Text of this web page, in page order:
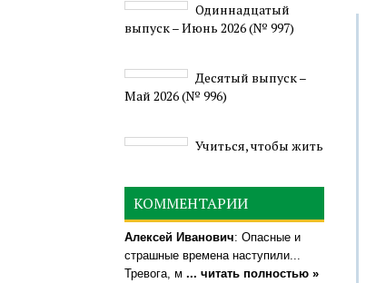
Одиннадцатый
выпуск – Июнь 2026 (№ 997)
Деcятый выпуск –
Май 2026 (№ 996)
Учиться, чтобы жить
КОММЕНТАРИИ
Алексей Иванович: Опасные и
страшные времена наступили...
Тревога, м ... читать полностью »